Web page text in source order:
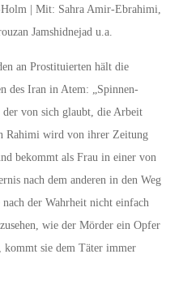
| Mit: Sahra Amir-Ebrahimi,
Jamshidnejad u.a.
an Prostituierten hält die
des Iran in Atem: „Spinnen­
der von sich glaubt, die Arbeit
Rahimi wird von ihrer Zeitung
bekommt als Frau in einer von
nach dem anderen in den Weg
der Wahrheit nicht einfach
wie der Mörder ein Opfer
kommt sie dem Täter immer